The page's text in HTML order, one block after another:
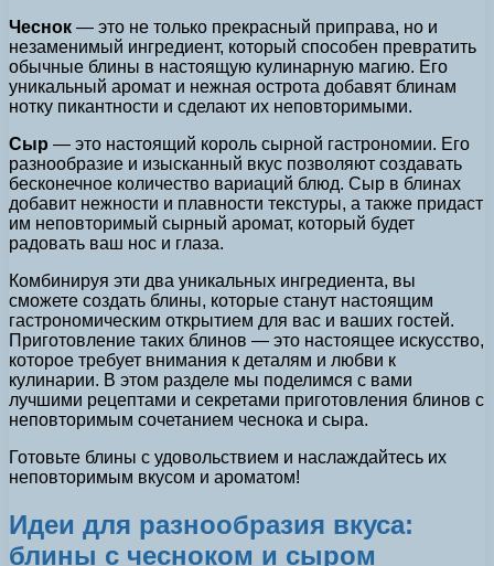
Чеснок — это не только прекрасный приправа, но и
незаменимый ингредиент, который способен превратить
обычные блины в настоящую кулинарную магию. Его
уникальный аромат и нежная острота добавят блинам
нотку пикантности и сделают их неповторимыми.
Сыр — это настоящий король сырной гастрономии. Его
разнообразие и изысканный вкус позволяют создавать
бесконечное количество вариаций блюд. Сыр в блинах
добавит нежности и плавности текстуры, а также придаст
им неповторимый сырный аромат, который будет
радовать ваш нос и глаза.
Комбинируя эти два уникальных ингредиента, вы
сможете создать блины, которые станут настоящим
гастрономическим открытием для вас и ваших гостей.
Приготовление таких блинов — это настоящее искусство,
которое требует внимания к деталям и любви к
кулинарии. В этом разделе мы поделимся с вами
лучшими рецептами и секретами приготовления блинов с
неповторимым сочетанием чеснока и сыра.
Готовьте блины с удовольствием и наслаждайтесь их
неповторимым вкусом и ароматом!
Идеи для разнообразия вкуса:
блины с чесноком и сыром